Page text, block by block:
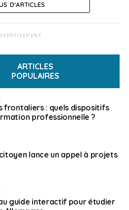
D'ARTICLES
ARTICLES
POPULAIRES
frontaliers : quels dispositifs
professionnelle ?
lance un appel à projets
guide interactif pour étudier